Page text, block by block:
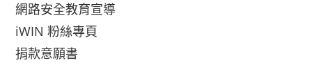
網路安全教育宣導
iWIN 粉絲專頁
捐款意願書